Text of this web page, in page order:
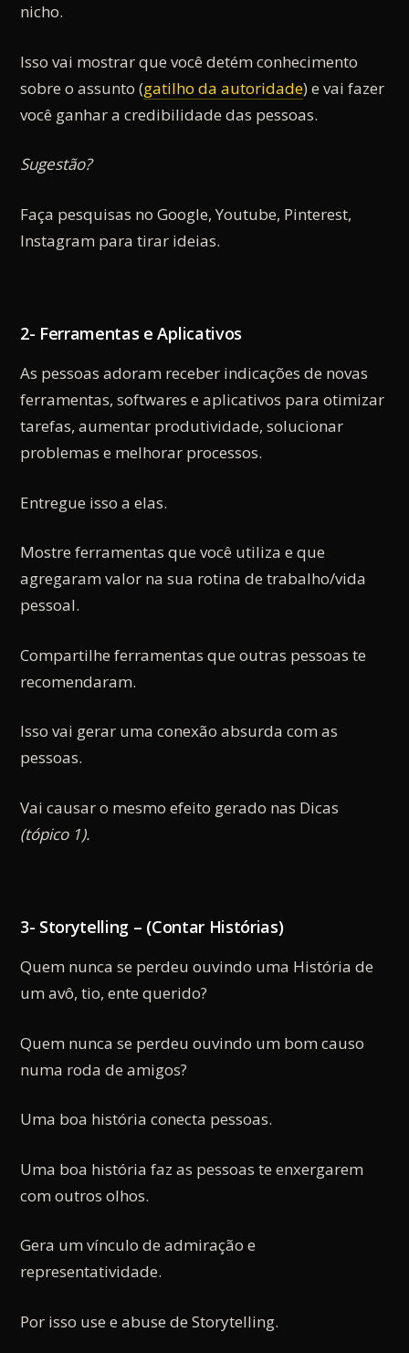
nicho.
Isso vai mostrar que você detém conhecimento
sobre o assunto (gatilho da autoridade) e vai fazer
você ganhar a credibilidade das pessoas.
Sugestão?
Faça pesquisas no Google, Youtube, Pinterest,
Instagram para tirar ideias.
2- Ferramentas e Aplicativos
As pessoas adoram receber indicações de novas
ferramentas, softwares e aplicativos para otimizar
tarefas, aumentar produtividade, solucionar
problemas e melhorar processos.
Entregue isso a elas.
Mostre ferramentas que você utiliza e que
agregaram valor na sua rotina de trabalho/vida
pessoal.
Compartilhe ferramentas que outras pessoas te
recomendaram.
Isso vai gerar uma conexão absurda com as
pessoas.
Vai causar o mesmo efeito gerado nas Dicas
(tópico 1).
3- Storytelling – (Contar Histórias)
Quem nunca se perdeu ouvindo uma História de
um avô, tio, ente querido?
Quem nunca se perdeu ouvindo um bom causo
numa roda de amigos?
Uma boa história conecta pessoas.
Uma boa história faz as pessoas te enxergarem
com outros olhos.
Gera um vínculo de admiração e
representatividade.
Por isso use e abuse de Storytelling.